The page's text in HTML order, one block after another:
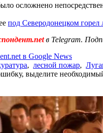
осложнено
под Северодонецком горел
в Telegram.
в Google News
, лесной пожар,
выделите